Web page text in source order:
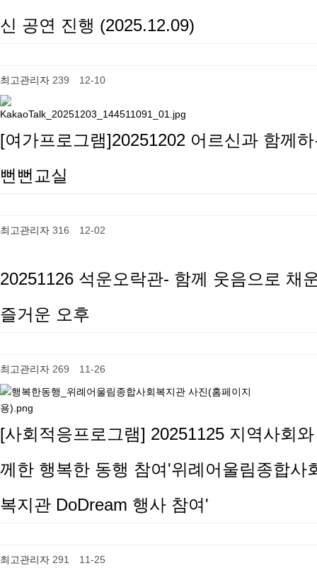
신 공연 진행 (2025.12.09)
최고관리자 239 12-10
[여가프로그램]20251202 어르신과 함께
뻔뻔교실
최고관리자 316 12-02
20251126 석운오락관- 함께 웃음으로 채
즐거운 오후
최고관리자 269 11-26
[사회적응프로그램] 20251125 지역사회
께한 행복한 동행 참여'위례어울림종합사
복지관 DoDream 행사 참여'
최고관리자 291 11-25